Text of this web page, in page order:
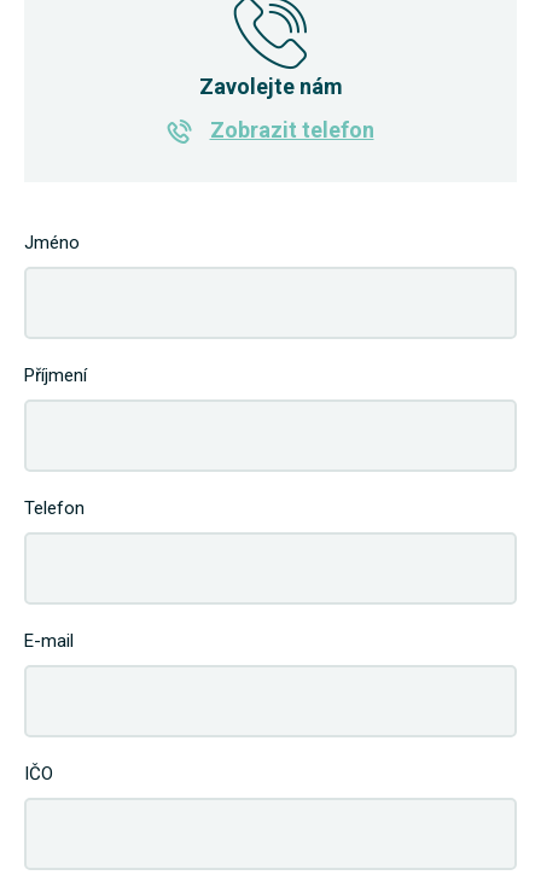
Zavolejte nám
Zobrazit telefon
Jméno
Příjmení
Telefon
E-mail
IČO